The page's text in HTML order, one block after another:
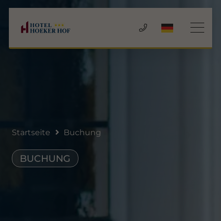
Startseite Buchung
BUCHUNG